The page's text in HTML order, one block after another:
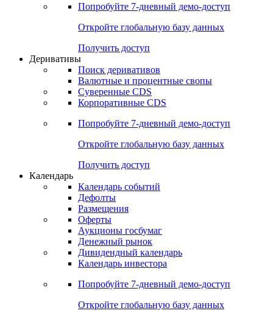
Попробуйте 7-дневный демо-доступ
Откройте глобальную базу данных
Получить доступ
Деривативы
Поиск деривативов
Валютные и процентные свопы
Суверенные CDS
Корпоративные CDS
Попробуйте 7-дневный демо-доступ
Откройте глобальную базу данных
Получить доступ
Календарь
Календарь событий
Дефолты
Размещения
Оферты
Аукционы госбумаг
Денежный рынок
Дивидендный календарь
Календарь инвестора
Попробуйте 7-дневный демо-доступ
Откройте глобальную базу данных